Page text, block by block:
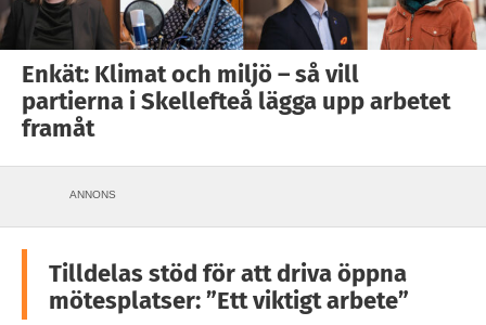
Enkät: Klimat och miljö – så vill
partierna i Skellefteå lägga upp arbetet
framåt
ANNONS
Tilldelas stöd för att driva öppna
mötesplatser: ”Ett viktigt arbete”